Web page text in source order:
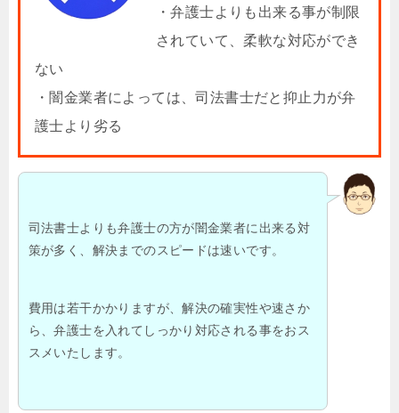
・弁護士よりも出来る事が制限
されていて、柔軟な対応ができ
ない
・闇金業者によっては、司法書士だと抑止力が弁
護士より劣る
司法書士よりも弁護士の方が闇金業者に出来る対
策が多く、解決までのスピードは速いです。
費用は若干かかりますが、解決の確実性や速さか
ら、弁護士を入れてしっかり対応される事をおス
スメいたします。